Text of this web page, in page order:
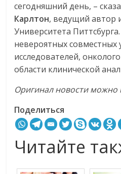
сегодняшний день, –
Карлтон, ведущий автор
Университета
невероятных совместных
исследователей,
области клинической
Оригинал новости можно
Поделиться
Читайте